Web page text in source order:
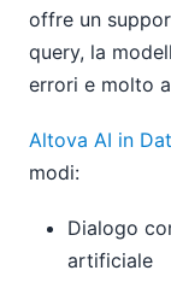
offre un
query, la
errori e molto
Altova AI in
modi:
Dialogo
artificiale